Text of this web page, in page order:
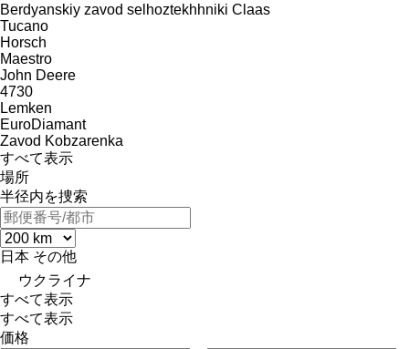
Berdyanskiy zavod selhoztekhhniki Claas
Tucano
Horsch
Maestro
John Deere
4730
Lemken
EuroDiamant
Zavod Kobzarenka
すべて表示
場所
半径内を捜索
日本 その他
ウクライナ
すべて表示
すべて表示
価格